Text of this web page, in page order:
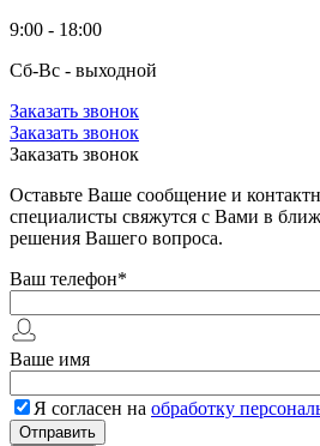
9:00 - 18:00
Сб-Вс - выходной
Заказать звонок
Заказать звонок
Заказать звонок
Оставьте Ваше сообщение и
специалисты свяжутся с Вами в
решения Вашего вопроса.
Ваш телефон*
Ваше имя
Я согласен на обработку